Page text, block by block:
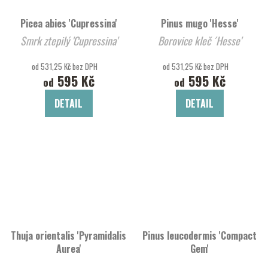
Picea abies 'Cupressina'
Smrk ztepilý 'Cupressina'
od 531,25 Kč bez DPH
od 595 Kč
DETAIL
Pinus mugo 'Hesse'
Borovice kleč ´Hesse'
od 531,25 Kč bez DPH
od 595 Kč
DETAIL
Thuja orientalis 'Pyramidalis
Aurea'
Pinus leucodermis 'Compact
Gem'